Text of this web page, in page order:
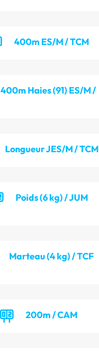
400m ES/M / TCM
400m Haies (91) ES/M /
Longueur JES/M / TCM
Poids (6 kg) / JUM
Marteau (4 kg) / TCF
200m / CAM